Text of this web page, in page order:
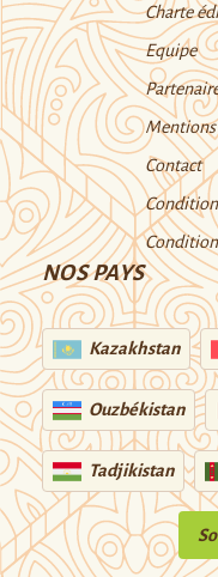
Charte
Equipe
Mentions
Contact
NOS PAYS
Kazakhstan
Ouzbékistan
Tadjikistan